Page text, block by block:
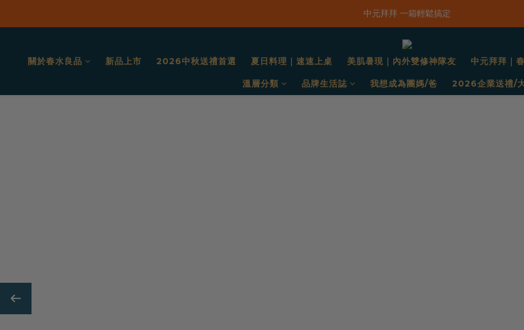
「一抹日嚐禮盒」早鳥限定價 $668，預購只到8/31！
新品上市｜春水鹹香洋蔥風味爆米花
「一抹日嚐禮盒」早鳥限定價 $668，預購只到8/31！
關於春水良品
新品上市 2026中秋送禮首選 夏日料理｜速速上桌 美肌暑現｜內外雙修神隊友 中元拜拜｜
溫層分類 品牌生活誌 我想成為團媽/爸 2026企業送禮/